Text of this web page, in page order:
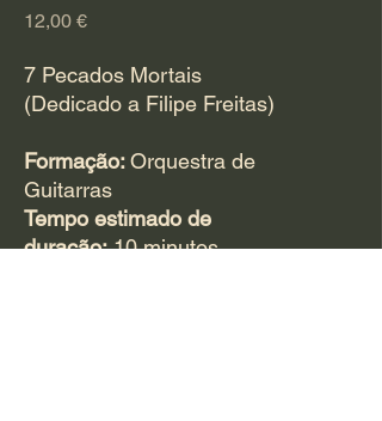
12,00 €Preço
7 Pecados Mortais
(Dedicado a Filipe Freitas)
Formação:Orquestra de
Guitarras
Tempo estimado de
duração:10 minutos